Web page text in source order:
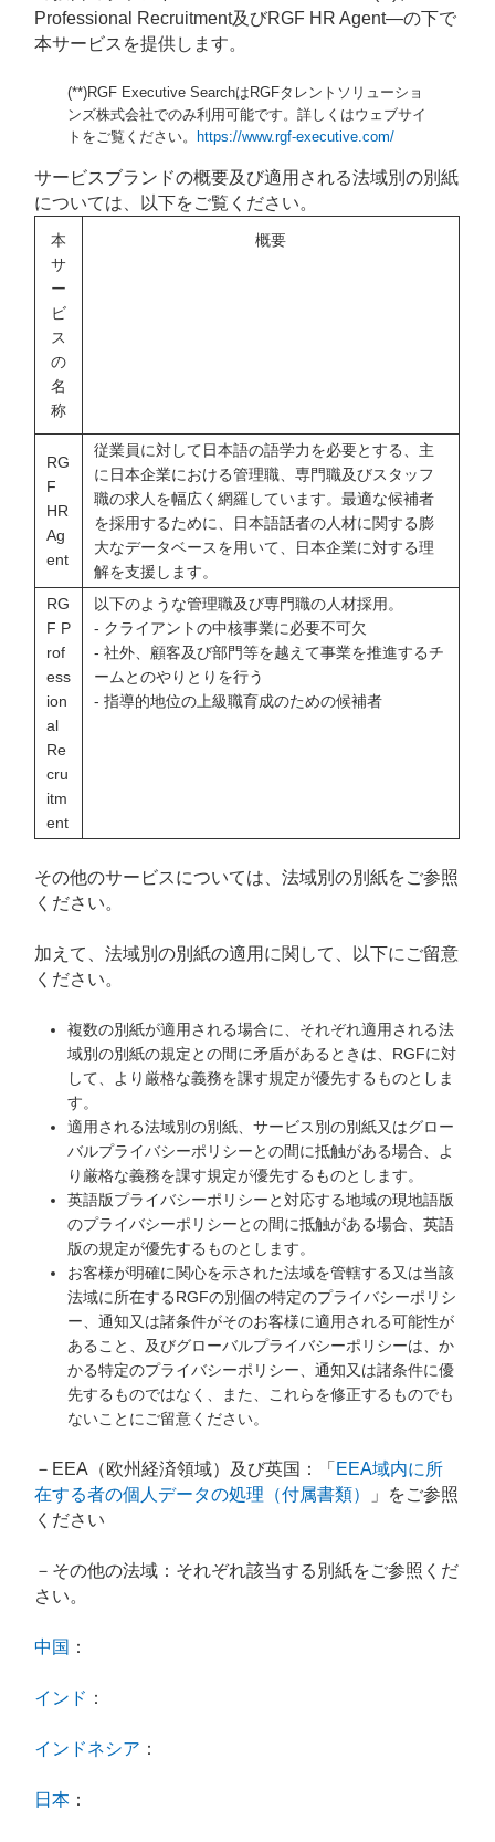
Professional Recruitment及びRGF HR Agent―の下で
本サービスを提供します。
(**)RGF Executive SearchはRGFタレントソリューショ
ンズ株式会社でのみ利用可能です。詳しくはウェブサイ
トをご覧ください。
https://www.rgf-executive.com/
サービスブランドの概要及び適用される法域別の別紙
については、以下をご覧ください。
本
サ
ー
ビ
ス
の
名
称
概要
RG
F
HR
Ag
ent
従業員に対して日本語の語学力を必要とする、主
に日本企業における管理職、専門職及びスタッフ
職の求人を幅広く網羅しています。最適な候補者
を採用するために、日本語話者の人材に関する膨
大なデータベースを用いて、日本企業に対する理
解を支援します。
RG
F P
rof
ess
ion
al
Re
cru
itm
ent
以下のような管理職及び専門職の人材採用。
- クライアントの中核事業に必要不可欠
- 社外、顧客及び部門等を越えて事業を推進するチ
ームとのやりとりを行う
- 指導的地位の上級職育成のための候補者
その他のサービスについては、法域別の別紙をご参照
ください。
加えて、法域別の別紙の適用に関して、以下にご留意
ください。
複数の別紙が適用される場合に、それぞれ適用される法
域別の別紙の規定との間に矛盾があるときは、RGFに対
して、より厳格な義務を課す規定が優先するものとしま
す。
適用される法域別の別紙、サービス別の別紙又はグロー
バルプライバシーポリシーとの間に抵触がある場合、よ
り厳格な義務を課す規定が優先するものとします。
英語版プライバシーポリシーと対応する地域の現地語版
のプライバシーポリシーとの間に抵触がある場合、英語
版の規定が優先するものとします。
お客様が明確に関心を示された法域を管轄する又は当該
法域に所在するRGFの別個の特定のプライバシーポリシ
ー、通知又は諸条件がそのお客様に適用される可能性が
あること、及びグローバルプライバシーポリシーは、か
かる特定のプライバシーポリシー、通知又は諸条件に優
先するものではなく、また、これらを修正するものでも
ないことにご留意ください。
－EEA（欧州経済領域）及び英国：「 EEA域内に所
在する者の個人データの処理（付属書類）
」をご参照
ください
－その他の法域：それぞれ該当する別紙をご参照くだ
さい。
中国 ：
インド ：
インドネシア ：
日本 ：